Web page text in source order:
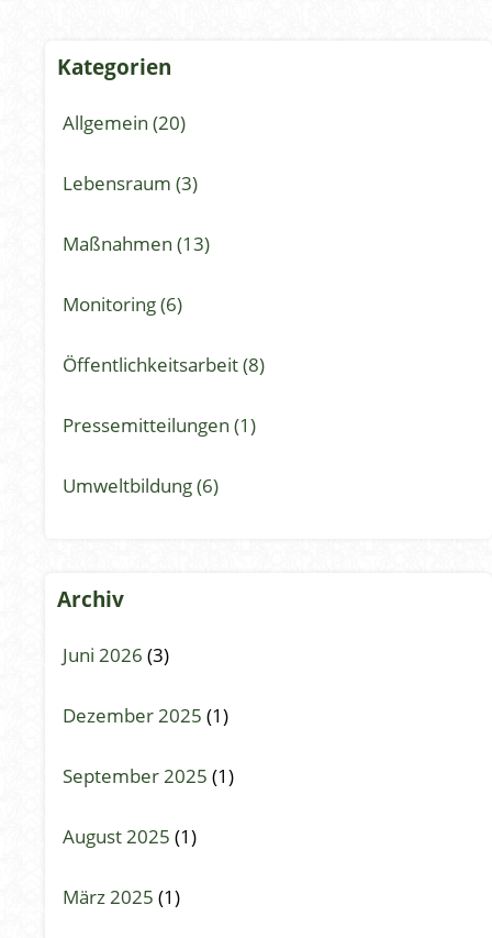
Kategorien
Allgemein (20)
Lebensraum (3)
Maßnahmen (13)
Monitoring (6)
Öffentlichkeitsarbeit (8)
Pressemitteilungen (1)
Umweltbildung (6)
Archiv
Juni 2026 (3)
Dezember 2025 (1)
September 2025 (1)
August 2025 (1)
März 2025 (1)